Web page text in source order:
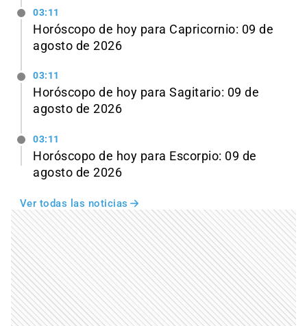
03:11
Horóscopo de hoy para Capricornio: 09 de
agosto de 2026
03:11
Horóscopo de hoy para Sagitario: 09 de
agosto de 2026
03:11
Horóscopo de hoy para Escorpio: 09 de
agosto de 2026
Ver todas las noticias